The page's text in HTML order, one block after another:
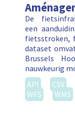
De
een
fietsstroken,
dataset
Brussels
nauwkeurig
API
CSV
WFS
WMS